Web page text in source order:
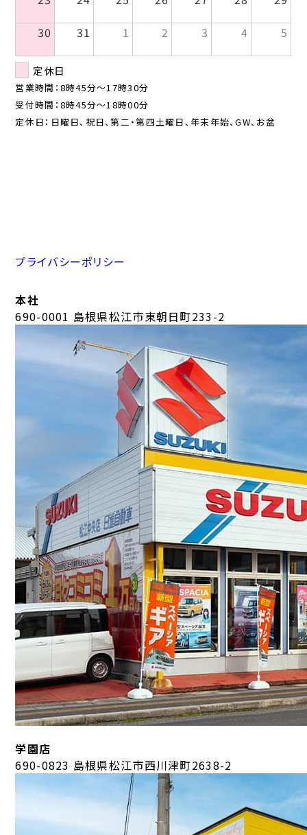
本社
690-0001 島根県松江市東朝日町233-2
学園店
690-0823 島根県松江市西川津町2638-2
30
31 1 2 3 4 5
定休日
営業時間：8時45分〜17時30分
受付時間：8時45分〜18時00分
定休日：日曜日、祝日、第二・第四土曜日、年末年始、GW、お盆
プライバシーポリシー